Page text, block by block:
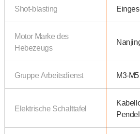
Shot-blasting
Motor Marke des
Hebezeugs
Gruppe Arbeitsdienst M3-M5
Elektrische Schalttafel